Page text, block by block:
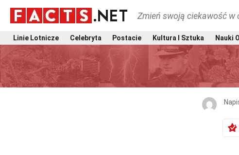
Zmień swoją ciekawość w
Linie Lotnicze Celebryta Postacie Kultura I Sztuka Nauki